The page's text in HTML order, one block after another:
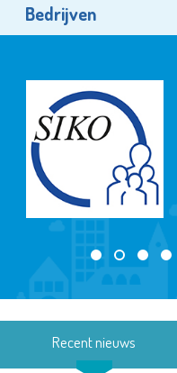
Bedrijven
Recent nieuws